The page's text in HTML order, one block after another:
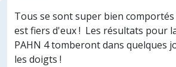
​Tous se sont super bien comportés
est fiers d'eux ! Les résultats pour
PAHN 4 tomberont dans quelques
les doigts !